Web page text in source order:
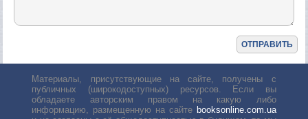
Материалы, присутствующие на сайте, получены с
публичных (широкодоступных) ресурсов. Если вы
обладаете авторским правом на какую либо
информацию, размещенную на сайте booksonline.com.ua